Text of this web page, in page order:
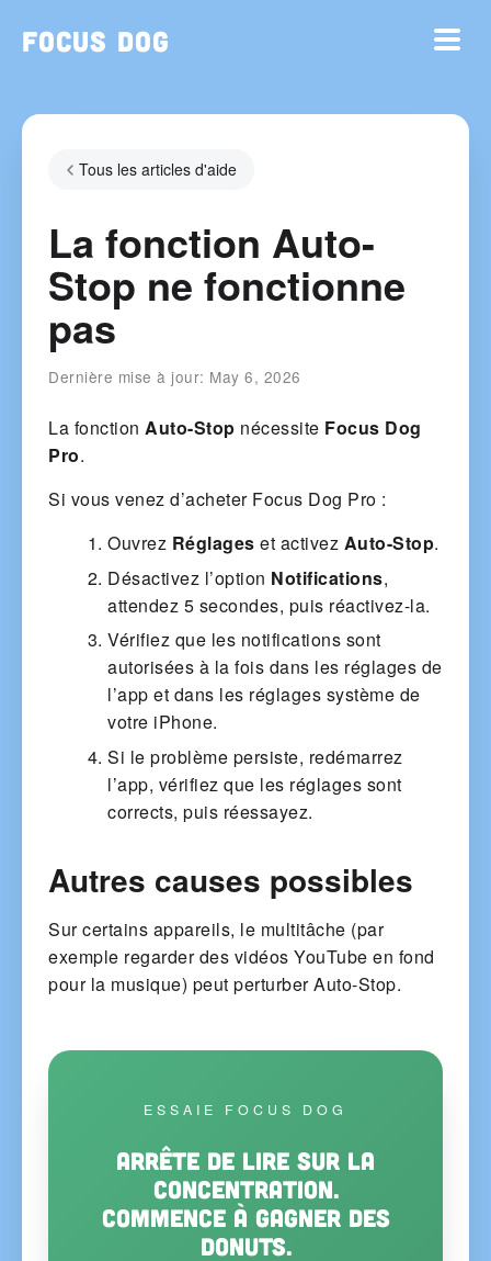
Focus Dog
Tous les articles d'aide
La fonction Auto-
Stop ne fonctionne
pas
Dernière mise à jour: May 6, 2026
La fonction Auto-Stop nécessite Focus Dog
Pro.
Si vous venez d’acheter Focus Dog Pro :
Ouvrez Réglages et activez Auto-Stop.
Désactivez l’option Notifications,
attendez 5 secondes, puis réactivez-la.
Vérifiez que les notifications sont
autorisées à la fois dans les réglages de
l’app et dans les réglages système de
votre iPhone.
Si le problème persiste, redémarrez
l’app, vérifiez que les réglages sont
corrects, puis réessayez.
Autres causes possibles
Sur certains appareils, le multitâche (par
exemple regarder des vidéos YouTube en fond
pour la musique) peut perturber Auto-Stop.
ESSAIE FOCUS DOG
Arrête de lire sur la
concentration.
Commence à gagner des
donuts.